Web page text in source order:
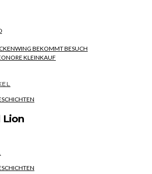
BEKOMMT BESUCH
KLEINKAUF
Lion